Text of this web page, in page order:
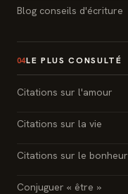
Blog conseils d'écriture
04LE PLUS CONSULTÉ
Citations sur l'amour
Citations sur la vie
Citations sur le bonheur
Conjuguer « être »